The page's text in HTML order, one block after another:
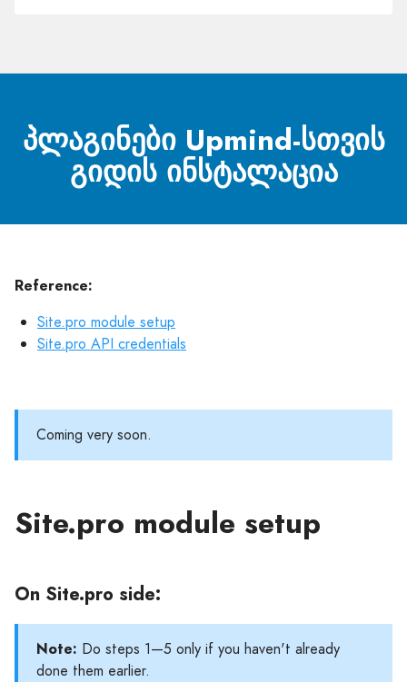
პლაგინები Upmind-სთვის
გიდის ინსტალაცია
Reference:
Site.pro module setup
Site.pro API credentials
Coming very soon.
Site.pro module setup
On Site.pro side:
Note: Do steps 1—5 only if you haven't already
done them earlier.